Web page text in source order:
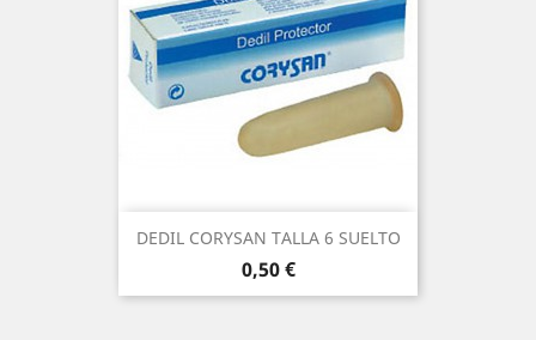
DEDIL CORYSAN TALLA 6 SUELTO
Precio
0,50 €